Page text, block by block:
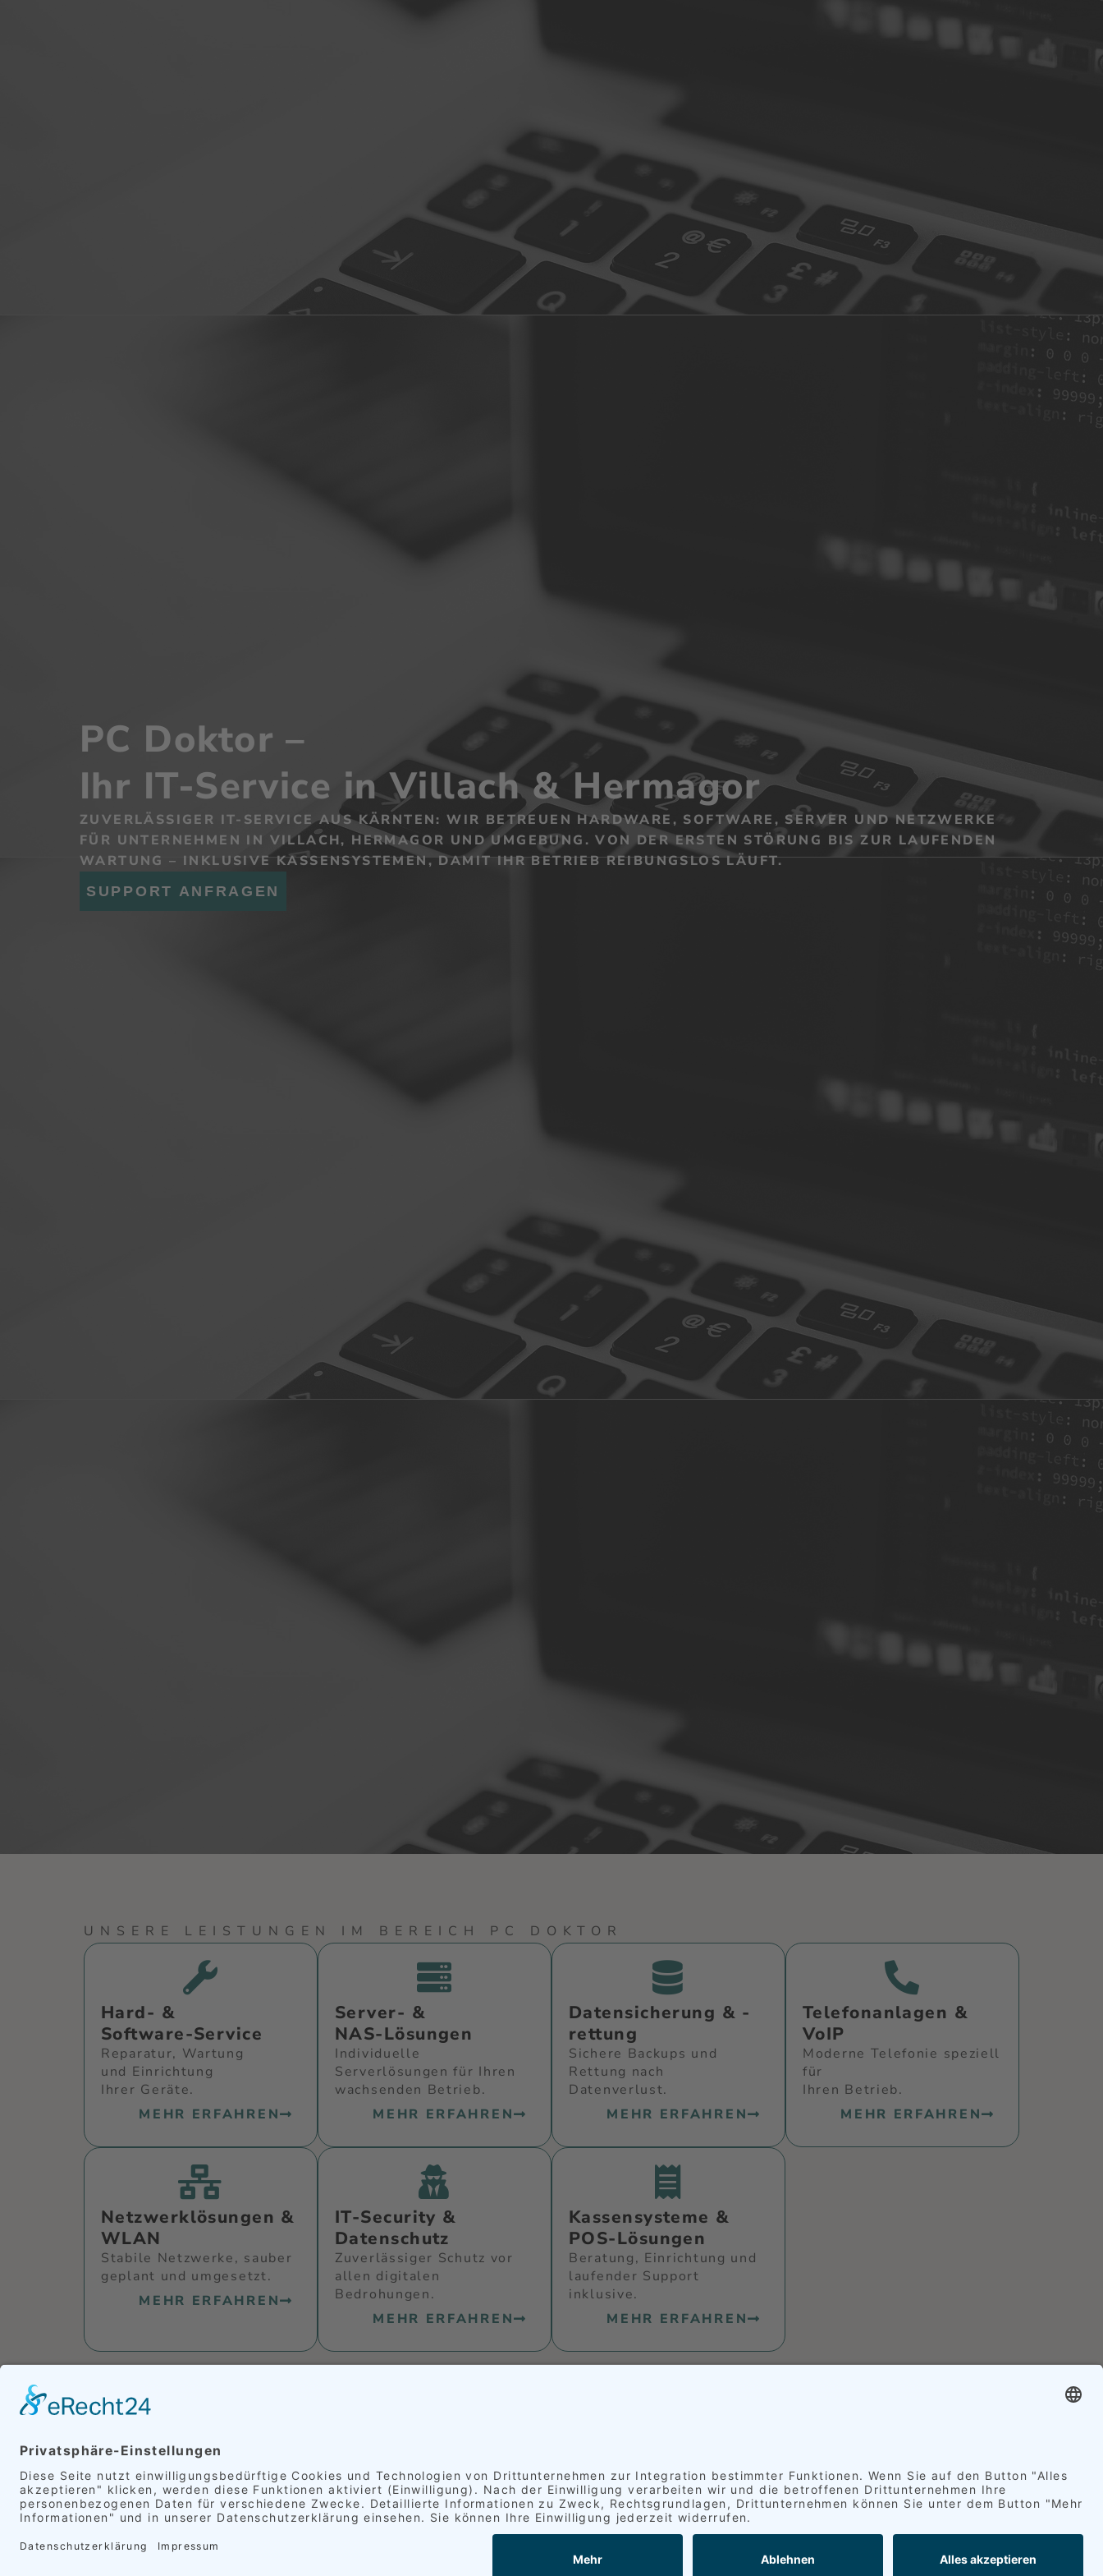
PC Doktor –
Ihr IT-Service in Villach & Hermagor
ZUVERLÄSSIGER IT-SERVICE AUS KÄRNTEN: WIR BETREUEN HARDWARE, SOFTWARE, SERVER UND NETZWERKE
FÜR UNTERNEHMEN IN VILLACH, HERMAGOR UND UMGEBUNG. VON DER ERSTEN STÖRUNG BIS ZUR LAUFENDEN
WARTUNG – INKLUSIVE KASSENSYSTEMEN, DAMIT IHR BETRIEB REIBUNGSLOS LÄUFT.
SUPPORT ANFRAGEN
UNSERE LEISTUNGEN IM BEREICH PC DOKTOR
Hard- &
Software-Service
Reparatur, Wartung
und Einrichtung
Ihrer Geräte.
MEHR ERFAHREN
Server- &
NAS-Lösungen
Individuelle
Serverlösungen für Ihren
wachsenden Betrieb.
MEHR ERFAHREN
Datensicherung & -
rettung
Sichere Backups und
Rettung nach
Datenverlust.
MEHR ERFAHREN
Telefonanlagen &
VoIP
Moderne Telefonie speziell
für
Ihren Betrieb.
MEHR ERFAHREN
Netzwerklösungen &
WLAN
Stabile Netzwerke, sauber
geplant und umgesetzt.
MEHR ERFAHREN
IT-Security &
Datenschutz
Zuverlässiger Schutz vor
allen digitalen
Bedrohungen.
MEHR ERFAHREN
Kassensysteme &
POS-Lösungen
Beratung, Einrichtung und
laufender Support
inklusive.
MEHR ERFAHREN
WARUM PC DOKTOR FÜR IHRE IT?
Seit 2004 im Einsatz Fernwartung möglich